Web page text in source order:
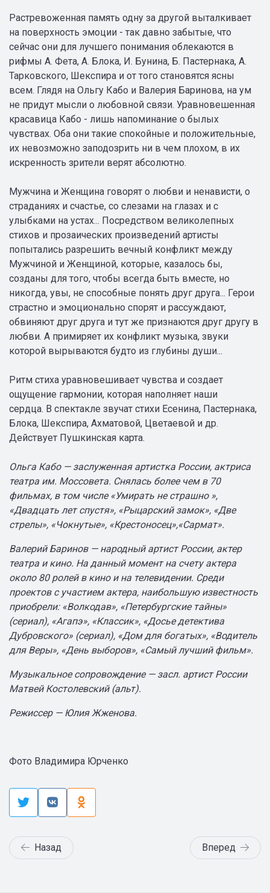
Растревоженная память одну за другой выталкивает
на поверхность эмоции - так давно забытые, что
сейчас они для лучшего понимания облекаются в
рифмы А. Фета, А. Блока, И. Бунина, Б. Пастернака, А.
Тарковского, Шекспира и от того становятся ясны
всем. Глядя на Ольгу Кабо и Валерия Баринова, на ум
не придут мысли о любовной связи. Уравновешенная
красавица Кабо - лишь напоминание о былых
чувствах. Оба они такие спокойные и положительные,
их невозможно заподозрить ни в чем плохом, в их
искренность зрители верят абсолютно.
Мужчина и Женщина говорят о любви и ненависти, о
страданиях и счастье, со слезами на глазах и с
улыбками на устах... Посредством великолепных
стихов и прозаических произведений артисты
попытались разрешить вечный конфликт между
Мужчиной и Женщиной, которые, казалось бы,
созданы для того, чтобы всегда быть вместе, но
никогда, увы, не способные понять друг друга... Герои
страстно и эмоционально спорят и рассуждают,
обвиняют друг друга и тут же признаются друг другу в
любви. А примиряет их конфликт музыка, звуки
которой вырываются будто из глубины души...
Ритм стиха уравновешивает чувства и создает
ощущение гармонии, которая наполняет наши
сердца. В спектакле звучат стихи Есенина, Пастернака,
Блока, Шекспира, Ахматовой, Цветаевой и др.
Действует Пушкинская карта.
Ольга Кабо — заслуженная артистка России, актриса
театра им. Моссовета. Снялась более чем в 70
фильмах, в том числе «Умирать не страшно »,
«Двадцать лет спустя», «Рыцарский замок», «Две
стрелы», «Чокнутые», «Крестоносец»,«Сармат».
Валерий Баринов — народный артист России, актер
театра и кино. На данный момент на счету актера
около 80 ролей в кино и на телевидении. Среди
проектов с участием актера, наибольшую известность
приобрели: «Волкодав», «Петербургские тайны»
(сериал), «Агапэ», «Классик», «Досье детектива
Дубровского» (сериал), «Дом для богатых», «Водитель
для Веры», «День выборов», «Самый лучший фильм».
Музыкальное сопровождение — засл. артист России
Матвей Костолевский (альт).
Режиссер — Юлия Жженова.
Фото Владимира Юрченко
Назад Вперед